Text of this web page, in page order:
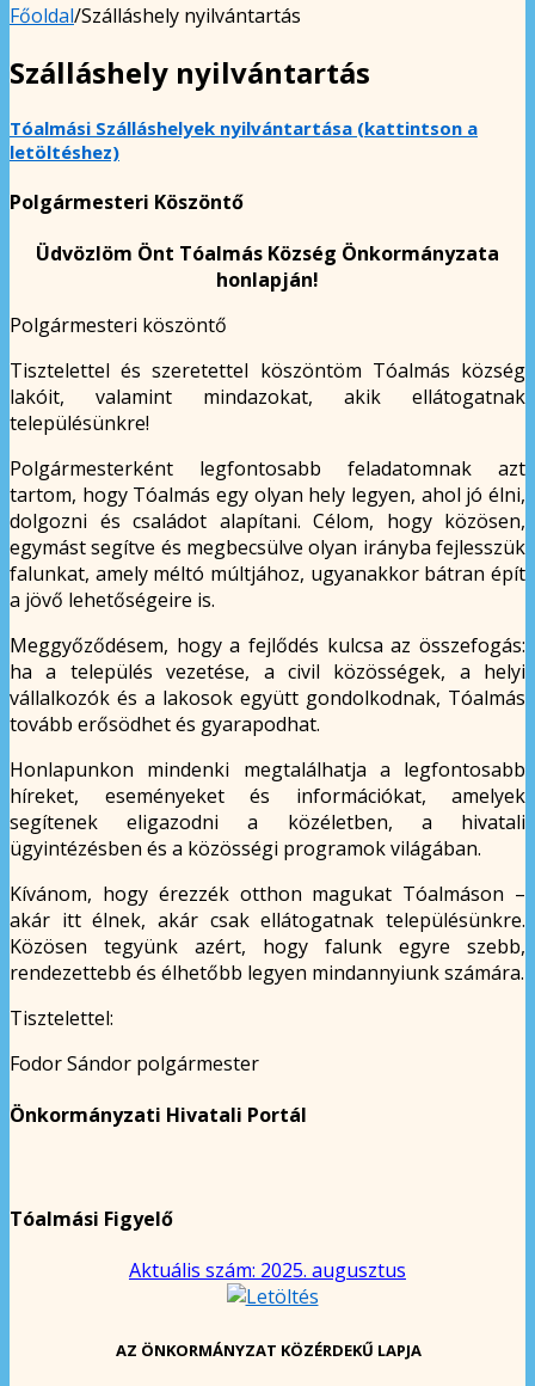
Főoldal/Szálláshely nyilvántartás
Szálláshely nyilvántartás
Tóalmási Szálláshelyek nyilvántartása (kattintson a
letöltéshez)
Polgármesteri Köszöntő
Üdvözlöm Önt Tóalmás Község Önkormányzata
honlapján!
Polgármesteri köszöntő
Tisztelettel és szeretettel köszöntöm Tóalmás község
lakóit, valamint mindazokat, akik ellátogatnak
településünkre!
Polgármesterként legfontosabb feladatomnak azt
tartom, hogy Tóalmás egy olyan hely legyen, ahol jó élni,
dolgozni és családot alapítani. Célom, hogy közösen,
egymást segítve és megbecsülve olyan irányba fejlesszük
falunkat, amely méltó múltjához, ugyanakkor bátran épít
a jövő lehetőségeire is.
Meggyőződésem, hogy a fejlődés kulcsa az összefogás:
ha a település vezetése, a civil közösségek, a helyi
vállalkozók és a lakosok együtt gondolkodnak, Tóalmás
tovább erősödhet és gyarapodhat.
Honlapunkon mindenki megtalálhatja a legfontosabb
híreket, eseményeket és információkat, amelyek
segítenek eligazodni a közéletben, a hivatali
ügyintézésben és a közösségi programok világában.
Kívánom, hogy érezzék otthon magukat Tóalmáson –
akár itt élnek, akár csak ellátogatnak településünkre.
Közösen tegyünk azért, hogy falunk egyre szebb,
rendezettebb és élhetőbb legyen mindannyiunk számára.
Tisztelettel:
Fodor Sándor polgármester
Önkormányzati Hivatali Portál
Tóalmási Figyelő
Aktuális szám: 2025. augusztus
AZ ÖNKORMÁNYZAT KÖZÉRDEKŰ LAPJA